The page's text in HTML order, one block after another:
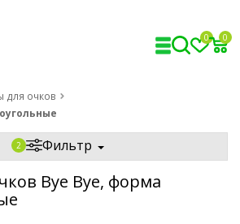
0 0
для очков
Фильтр
Bye Bye, форма